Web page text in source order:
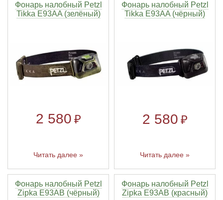
Фонарь налобный Petzl
Tikka E93AA (зелёный)
2 580 ₽
Читать далее »
Фонарь налобный Petzl
Tikka E93AA (чёрный)
2 580 ₽
Читать далее »
Фонарь налобный Petzl
Zipka E93AB (чёрный)
Фонарь налобный Petzl
Zipka E93AB (красный)